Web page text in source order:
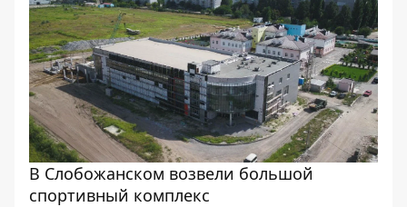
В Слобожанском возвели большой
спортивный комплекс